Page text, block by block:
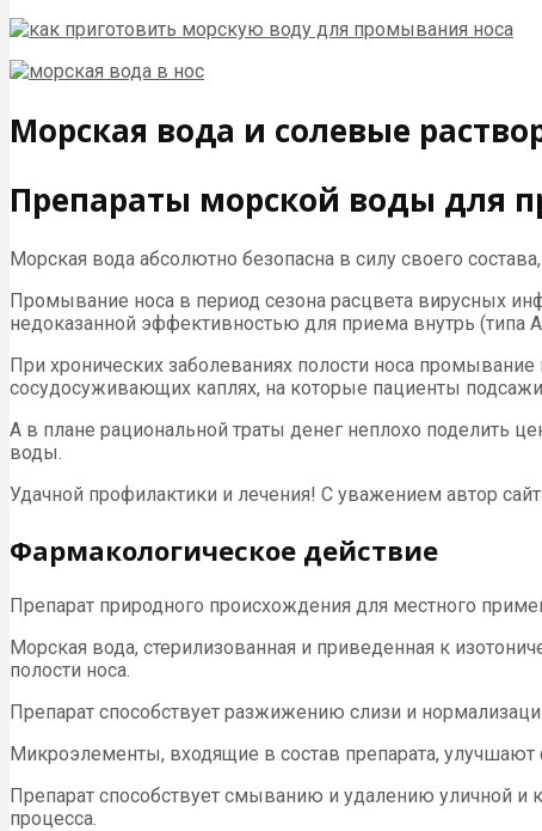
Морская вода и солевые
Препараты морской воды для
Морская вода абсолютно безопасна в силу своего
Промывание носа в период сезона расцвета вирусных
недоказанной эффективностью для приема внутрь (типа
При хронических заболеваниях полости носа
сосудосуживающих каплях, на которые пациенты
А в плане рациональной траты денег неплохо поделить
воды.
Удачной профилактики и лечения! С уважением автор
Фармакологическое действие
Препарат природного происхождения для местного
Морская вода, стерилизованная и приведенная к
полости носа.
Препарат способствует разжижению слизи и
Микроэлементы, входящие в состав препарата, улучшают
Препарат способствует смыванию и удалению уличной и
процесса.